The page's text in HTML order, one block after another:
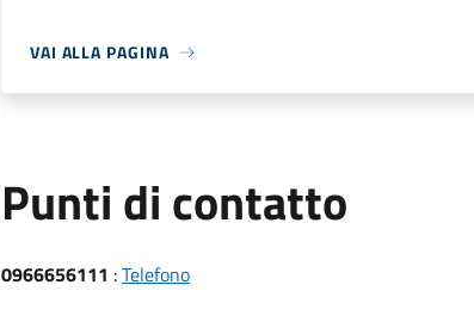
VAI ALLA PAGINA
Punti di contatto
0966656111 :Telefono